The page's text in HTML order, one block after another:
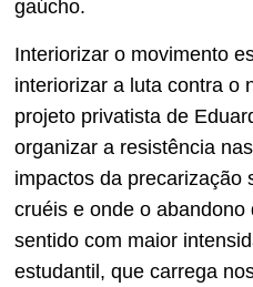
gaúcho.
Interiorizar o movimento
interiorizar a luta contra o
projeto privatista de
organizar a resistência
impactos da precarização
cruéis e onde o abandono
sentido com maior
estudantil, que carrega